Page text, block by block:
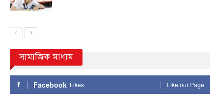
সামাজিক মাধ্যম
Facebook Likes Like our Page